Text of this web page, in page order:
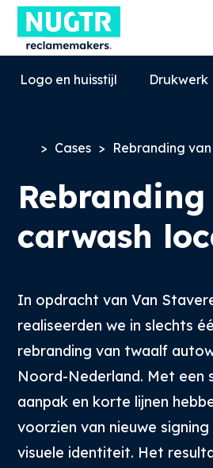
0527-858580
info@nugtr.nl
Ecopark 63, 8305 BJ, Emmeloord
Logo en huisstijl Drukwerk
> Cases > Rebranding
carwash
In opdracht van Van
realiseerden we in slechts
rebranding van twaalf
Noord-Nederland. Met een
aanpak en korte lijnen
voorzien van nieuwe
visuele identiteit. Het